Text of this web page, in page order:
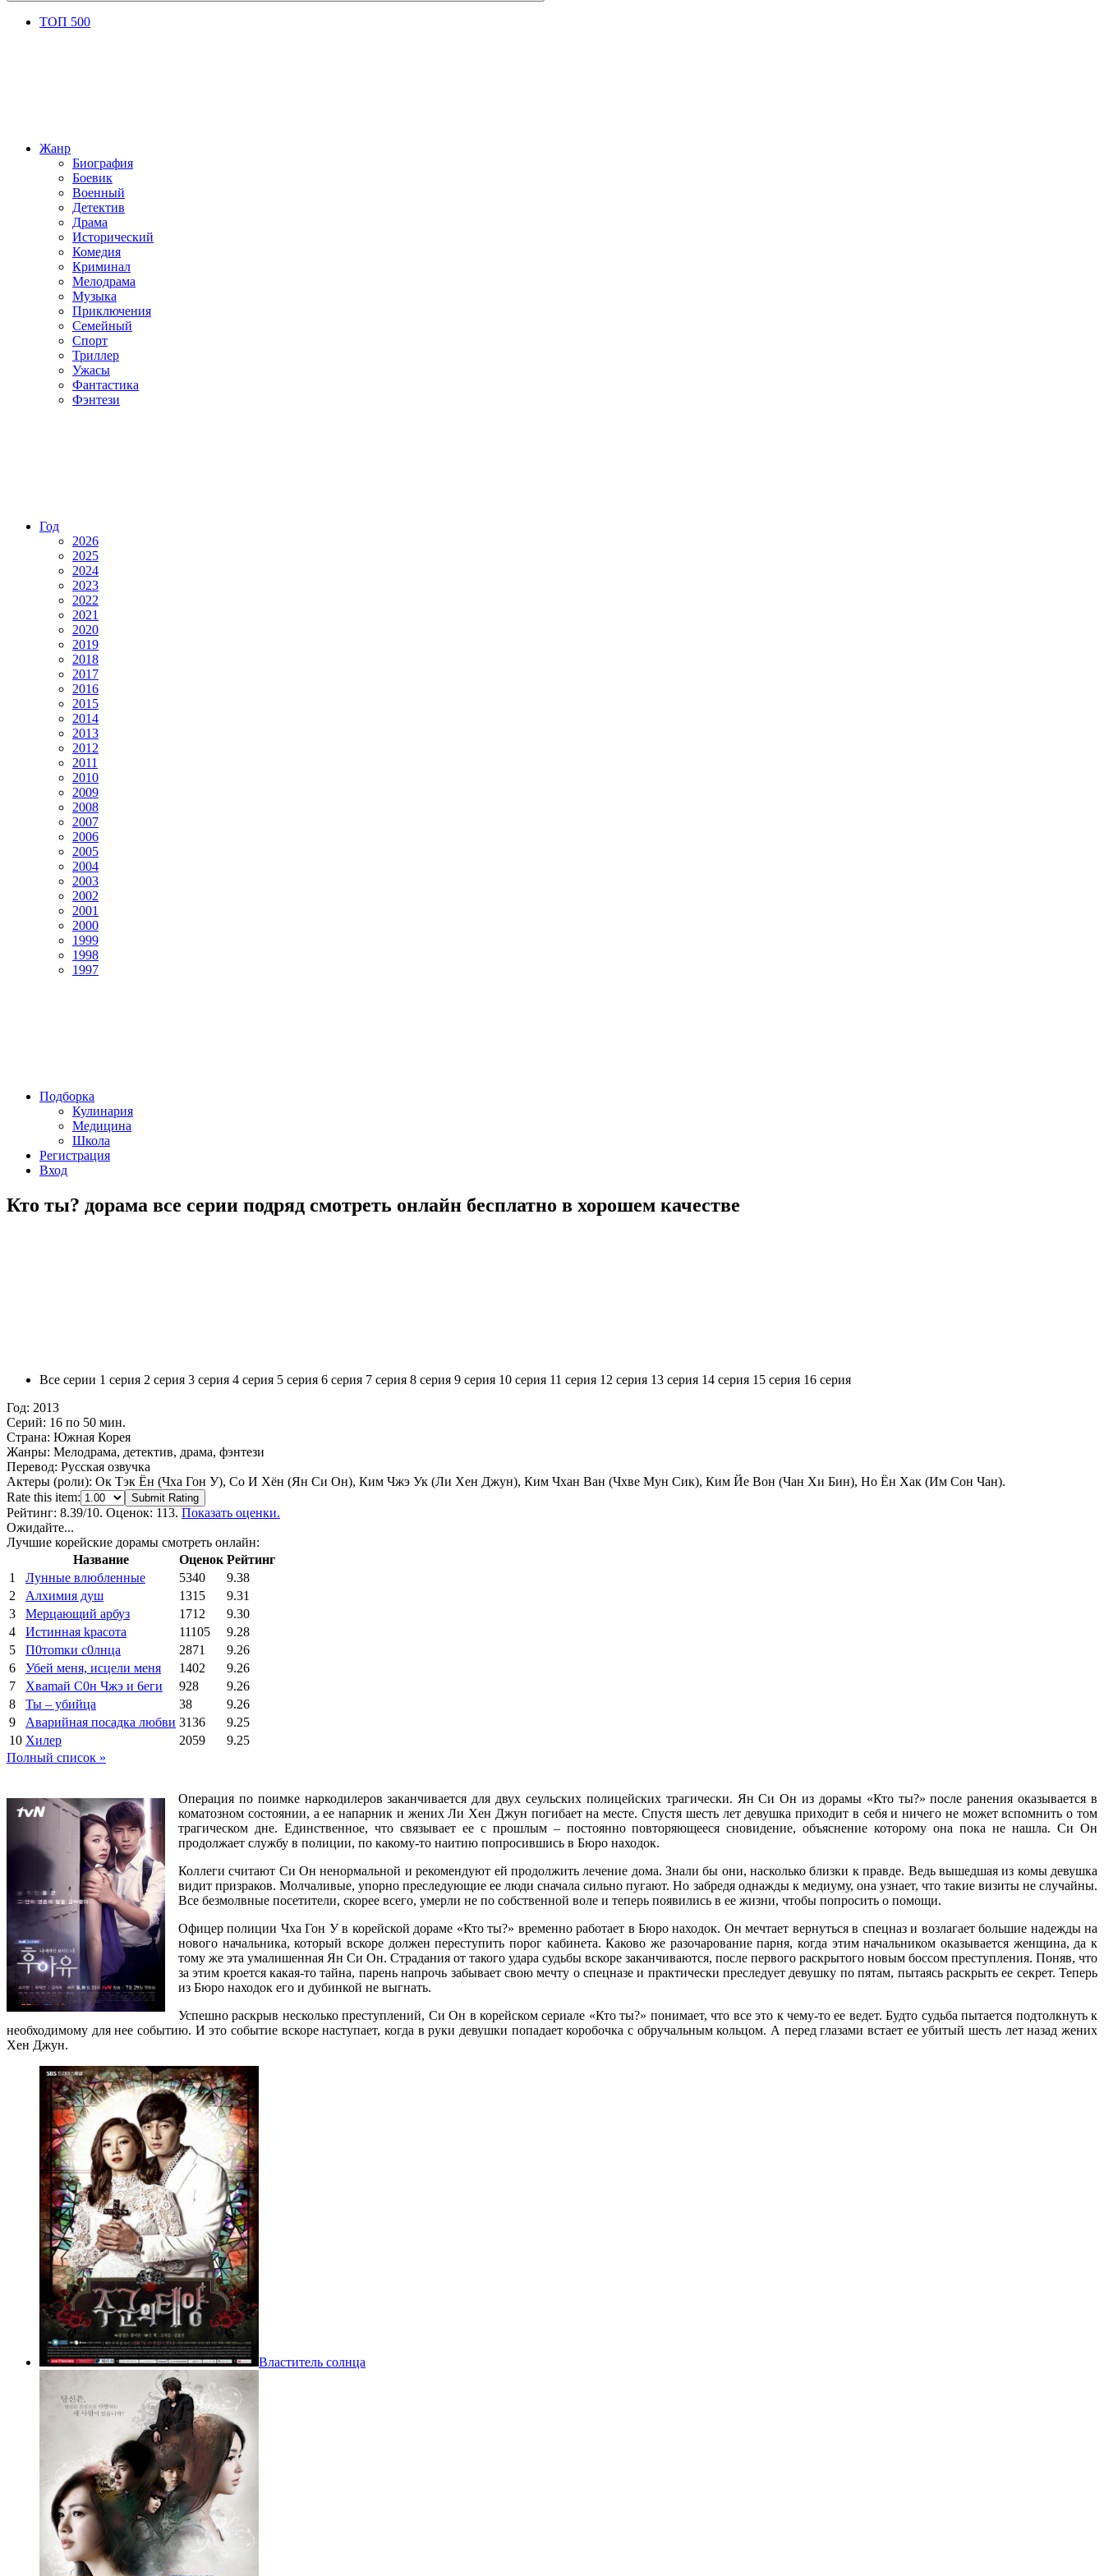
ТОП 500
Жанр
Биография
Боевик
Военный
Детектив
Драма
Исторический
Комедия
Криминал
Мелодрама
Музыка
Приключения
Семейный
Спорт
Триллер
Ужасы
Фантастика
Фэнтези
Год
2026
2025
2024
2023
2022
2021
2020
2019
2018
2017
2016
2015
2014
2013
2012
2011
2010
2009
2008
2007
2006
2005
2004
2003
2002
2001
2000
1999
1998
1997
Подборка
Кулинария
Медицина
Школа
Регистрация
Вход
Кто ты? дорама все серии подряд смотреть онлайн бесплатно в хорошем качестве
Все серии 1 серия 2 серия 3 серия 4 серия 5 серия 6 серия 7 серия 8 серия 9 серия 10 серия 11 серия 12 серия 13 серия 14 серия 15 серия 16 серия
Год: 2013
Серий: 16 по 50 мин.
Страна: Южная Корея
Жанры: Мелодрама, детектив, драма, фэнтези
Перевод: Русская озвучка
Актеры (роли): Ок Тэк Ён (Чха Гон У), Со И Хён (Ян Си Он), Ким Чжэ Ук (Ли Хен Джун), Ким Чхан Ван (Чхве Мун Сик), Ким Йе Вон (Чан Хи Бин), Но Ён Хак (Им Сон Чан).
Rate this item:
Submit Rating
Рейтинг: 8.39/10. Оценок: 113. Показать оценки.
Ожидайте...
Лучшие корейские дорамы смотреть онлайн:
Название
Оценок Рейтинг
1
Лунные влюбленные 5340
9.38
2
Алхимия душ 1315
9.31
3
Мерцающий арбуз 1712
9.30
4
Иcтиннaя kрасoтa 11105
9.28
5
П0тоmки c0лнцa 2871
9.26
6
Убей меня, исцели меня 1402
9.26
7
Xваmай С0н Чжэ и 6еги 928
9.26
8
Ты – убийца 38
9.26
9
Аварийная посадка любви 3136
9.25
10 Хилер 2059
9.25
Полный список »
Операция по поимке наркодилеров заканчивается для двух сеульских полицейских трагически. Ян Си Он из дорамы «Кто ты?» после ранения оказывается в
коматозном состоянии, а ее напарник и жених Ли Хен Джун погибает на месте. Спустя шесть лет девушка приходит в себя и ничего не может вспомнить о том
трагическом дне. Единственное, что связывает ее с прошлым – постоянно повторяющееся сновидение, объяснение которому она пока не нашла. Си Он
продолжает службу в полиции, по какому-то наитию попросившись в Бюро находок.
Коллеги считают Си Он ненормальной и рекомендуют ей продолжить лечение дома. Знали бы они, насколько близки к правде. Ведь вышедшая из комы девушка
видит призраков. Молчаливые, упорно преследующие ее люди сначала сильно пугают. Но забредя однажды к медиуму, она узнает, что такие визиты не случайны.
Все безмолвные посетители, скорее всего, умерли не по собственной воле и теперь появились в ее жизни, чтобы попросить о помощи.
Офицер полиции Чха Гон У в корейской дораме «Кто ты?» временно работает в Бюро находок. Он мечтает вернуться в спецназ и возлагает большие надежды на
нового начальника, который вскоре должен переступить порог кабинета. Каково же разочарование парня, когда этим начальником оказывается женщина, да к
тому же эта умалишенная Ян Си Он. Страдания от такого удара судьбы вскоре заканчиваются, после первого раскрытого новым боссом преступления. Поняв, что
за этим кроется какая-то тайна, парень напрочь забывает свою мечту о спецназе и практически преследует девушку по пятам, пытаясь раскрыть ее секрет. Теперь
из Бюро находок его и дубинкой не выгнать.
Успешно раскрыв несколько преступлений, Си Он в корейском сериале «Кто ты?» понимает, что все это к чему-то ее ведет. Будто судьба пытается подтолкнуть к
необходимому для нее событию. И это событие вскоре наступает, когда в руки девушки попадает коробочка с обручальным кольцом. А перед глазами встает ее убитый шесть лет назад жених
Хен Джун.
Властитель солнца